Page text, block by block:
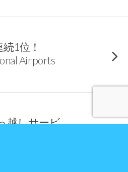
1位！
Airports
越しサービ